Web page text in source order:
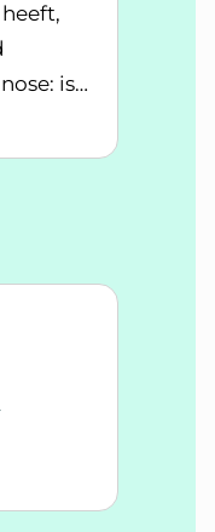
is